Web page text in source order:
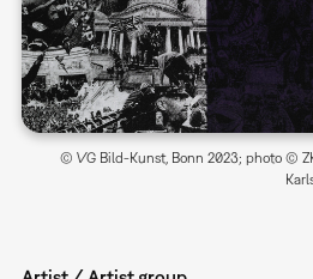
© VG Bild-Kunst, Bonn 2023; photo ©